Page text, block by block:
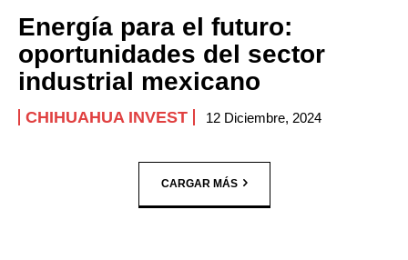
Energía para el futuro:
oportunidades del sector
industrial mexicano
CHIHUAHUA INVEST 12 Diciembre, 2024
CARGAR MÁS